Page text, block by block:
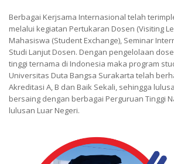
Berbagai Kerjsama Internasional telah
melalui kegiatan Pertukaran Dosen (Visiting
Mahasiswa (Student Exchange), Seminar
Studi Lanjut Dosen. Dengan pengelolaan
tinggi ternama di Indonesia maka program
Universitas Duta Bangsa Surakarta telah
Akreditasi A, B dan Baik Sekali, sehingga
bersaing dengan berbagai Perguruan Tinggi
lulusan Luar Negeri.